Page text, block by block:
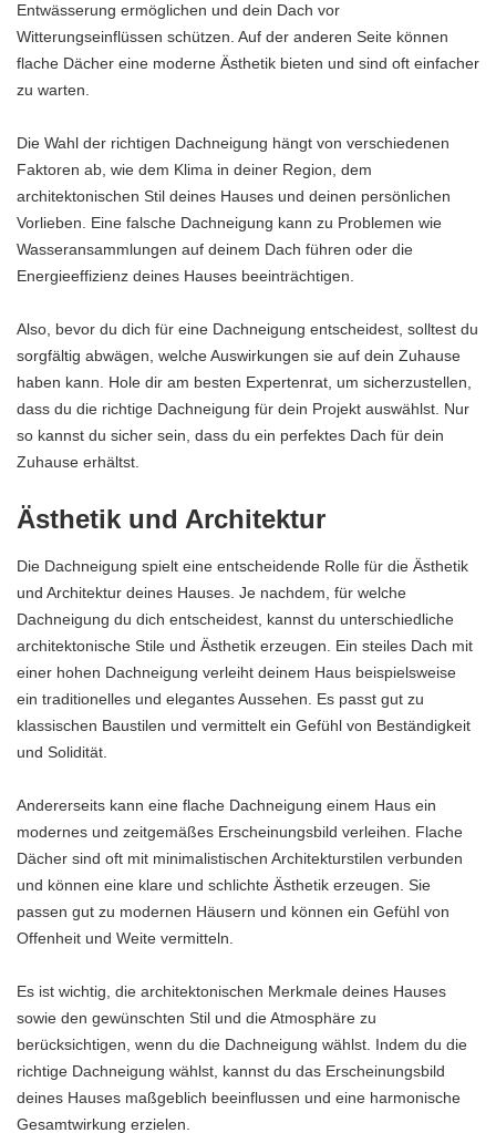
Entwässerung ermöglichen und dein Dach vor
Witterungseinflüssen schützen. Auf der anderen Seite können
flache Dächer eine moderne Ästhetik bieten und sind oft einfacher
zu warten.
Die Wahl der richtigen Dachneigung hängt von verschiedenen
Faktoren ab, wie dem Klima in deiner Region, dem
architektonischen Stil deines Hauses und deinen persönlichen
Vorlieben. Eine falsche Dachneigung kann zu Problemen wie
Wasseransammlungen auf deinem Dach führen oder die
Energieeffizienz deines Hauses beeinträchtigen.
Also, bevor du dich für eine Dachneigung entscheidest, solltest du
sorgfältig abwägen, welche Auswirkungen sie auf dein Zuhause
haben kann. Hole dir am besten Expertenrat, um sicherzustellen,
dass du die richtige Dachneigung für dein Projekt auswählst. Nur
so kannst du sicher sein, dass du ein perfektes Dach für dein
Zuhause erhältst.
Ästhetik und Architektur
Die Dachneigung spielt eine entscheidende Rolle für die Ästhetik
und Architektur deines Hauses. Je nachdem, für welche
Dachneigung du dich entscheidest, kannst du unterschiedliche
architektonische Stile und Ästhetik erzeugen. Ein steiles Dach mit
einer hohen Dachneigung verleiht deinem Haus beispielsweise
ein traditionelles und elegantes Aussehen. Es passt gut zu
klassischen Baustilen und vermittelt ein Gefühl von Beständigkeit
und Solidität.
Andererseits kann eine flache Dachneigung einem Haus ein
modernes und zeitgemäßes Erscheinungsbild verleihen. Flache
Dächer sind oft mit minimalistischen Architekturstilen verbunden
und können eine klare und schlichte Ästhetik erzeugen. Sie
passen gut zu modernen Häusern und können ein Gefühl von
Offenheit und Weite vermitteln.
Es ist wichtig, die architektonischen Merkmale deines Hauses
sowie den gewünschten Stil und die Atmosphäre zu
berücksichtigen, wenn du die Dachneigung wählst. Indem du die
richtige Dachneigung wählst, kannst du das Erscheinungsbild
deines Hauses maßgeblich beeinflussen und eine harmonische
Gesamtwirkung erzielen.